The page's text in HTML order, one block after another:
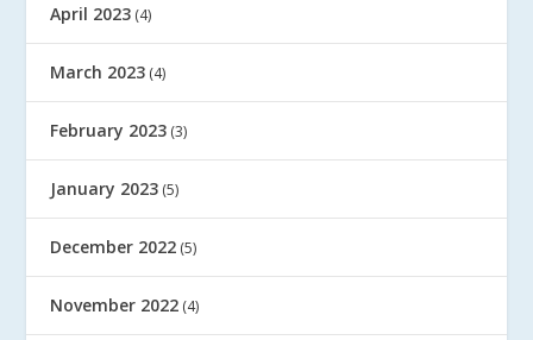
April 2023 (4)
March 2023 (4)
February 2023 (3)
January 2023 (5)
December 2022 (5)
November 2022 (4)